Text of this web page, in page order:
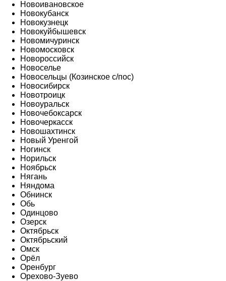
Новоивановское
Новокубанск
Новокузнецк
Новокуйбышевск
Новомичуринск
Новомосковск
Новороссийск
Новоселье
Новосельцы (Козинское с/пос)
Новосибирск
Новотроицк
Новоуральск
Новочебоксарск
Новочеркасск
Новошахтинск
Новый Уренгой
Ногинск
Норильск
Ноябрьск
Нягань
Няндома
Обнинск
Обь
Одинцово
Озерск
Октябрьск
Октябрьский
Омск
Орёл
Оренбург
Орехово-Зуево